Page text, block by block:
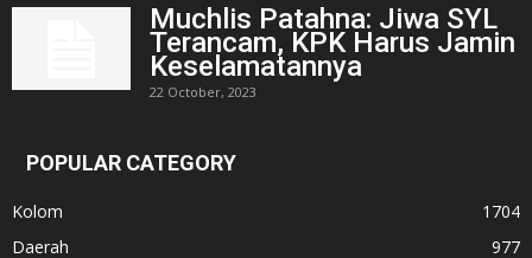
Muchlis Patahna: Jiwa SYL
Terancam, KPK Harus Jamin
Keselamatannya
22 October, 2023
POPULAR CATEGORY
Kolom
1704
Daerah
977